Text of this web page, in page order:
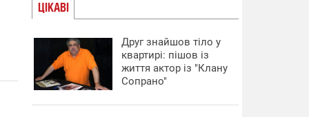
ЦІКАВІ
Друг знайшов тіло у
квартирі: пішов із
життя актор із "Клану
Сопрано"